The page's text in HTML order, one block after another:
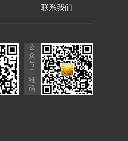
联系我们
公
众
号
二
维
码